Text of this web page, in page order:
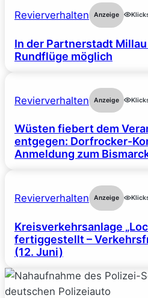
Revierverhalten Anzeige
In der Partnerstadt
Rundflüge möglich
Revierverhalten Anzeige
Wüsten fiebert dem
entgegen: Dorfrocker-
Anmeldung zum
Revierverhalten Anzeige
Kreisverkehrsanlage
fertiggestellt –
(12. Juni)